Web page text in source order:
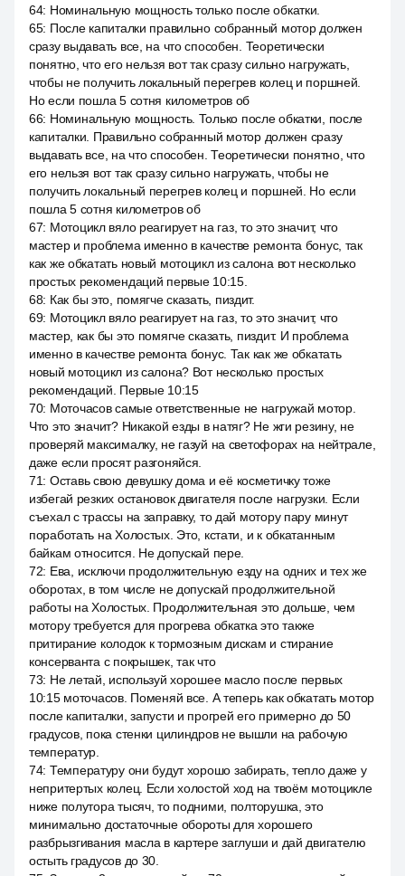
64: Номинальную мощность только после обкатки.
65: После капиталки правильно собранный мотор должен
сразу выдавать все, на что способен. Теоретически
понятно, что его нельзя вот так сразу сильно нагружать,
чтобы не получить локальный перегрев колец и поршней.
Но если пошла 5 сотня километров об
66: Номинальную мощность. Только после обкатки, после
капиталки. Правильно собранный мотор должен сразу
выдавать все, на что способен. Теоретически понятно, что
его нельзя вот так сразу сильно нагружать, чтобы не
получить локальный перегрев колец и поршней. Но если
пошла 5 сотня километров об
67: Мотоцикл вяло реагирует на газ, то это значит, что
мастер и проблема именно в качестве ремонта бонус, так
как же обкатать новый мотоцикл из салона вот несколько
простых рекомендаций первые 10:15.
68: Как бы это, помягче сказать, пиздит.
69: Мотоцикл вяло реагирует на газ, то это значит, что
мастер, как бы это помягче сказать, пиздит. И проблема
именно в качестве ремонта бонус. Так как же обкатать
новый мотоцикл из салона? Вот несколько простых
рекомендаций. Первые 10:15
70: Моточасов самые ответственные не нагружай мотор.
Что это значит? Никакой езды в натяг? Не жги резину, не
проверяй максималку, не газуй на светофорах на нейтрале,
даже если просят разгоняйся.
71: Оставь свою девушку дома и её косметичку тоже
избегай резких остановок двигателя после нагрузки. Если
съехал с трассы на заправку, то дай мотору пару минут
поработать на Холостых. Это, кстати, и к обкатанным
байкам относится. Не допускай пере.
72: Ева, исключи продолжительную езду на одних и тех же
оборотах, в том числе не допускай продолжительной
работы на Холостых. Продолжительная это дольше, чем
мотору требуется для прогрева обкатка это также
притирание колодок к тормозным дискам и стирание
консерванта с покрышек, так что
73: Не летай, используй хорошее масло после первых
10:15 моточасов. Поменяй все. А теперь как обкатать мотор
после капиталки, запусти и прогрей его примерно до 50
градусов, пока стенки цилиндров не вышли на рабочую
температур.
74: Температуру они будут хорошо забирать, тепло даже у
непритертых колец. Если холостой ход на твоём мотоцикле
ниже полутора тысяч, то подними, полторушка, это
минимально достаточные обороты для хорошего
разбрызгивания масла в картере заглуши и дай двигателю
остыть градусов до 30.